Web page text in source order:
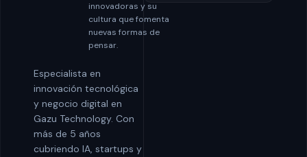
innovadoras y su
cultura que fomenta
nuevas formas de
pensar.
Especialista en
innovación tecnológica
y negocio digital en
Gazu Technology. Con
más de 5 años
cubriendo IA, startups y